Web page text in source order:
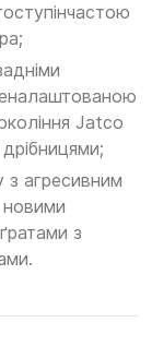
Jatco
з агресивним
новими
з